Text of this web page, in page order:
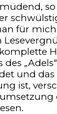
für
komplette
und das
ist,